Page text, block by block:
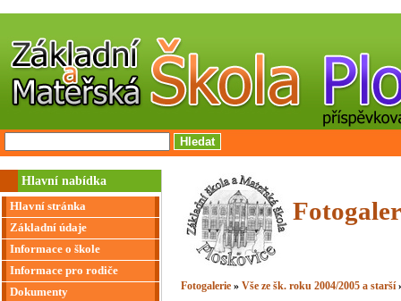
Hlavní nabídka
Hlavní stránka
Základní údaje
Informace o škole
Informace pro rodiče
Dokumenty
Fotogalerie »Vše ze šk. roku 2004/2005 a starší